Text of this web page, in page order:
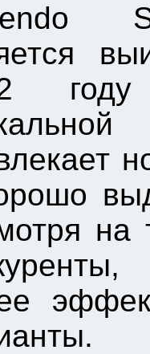
году
на